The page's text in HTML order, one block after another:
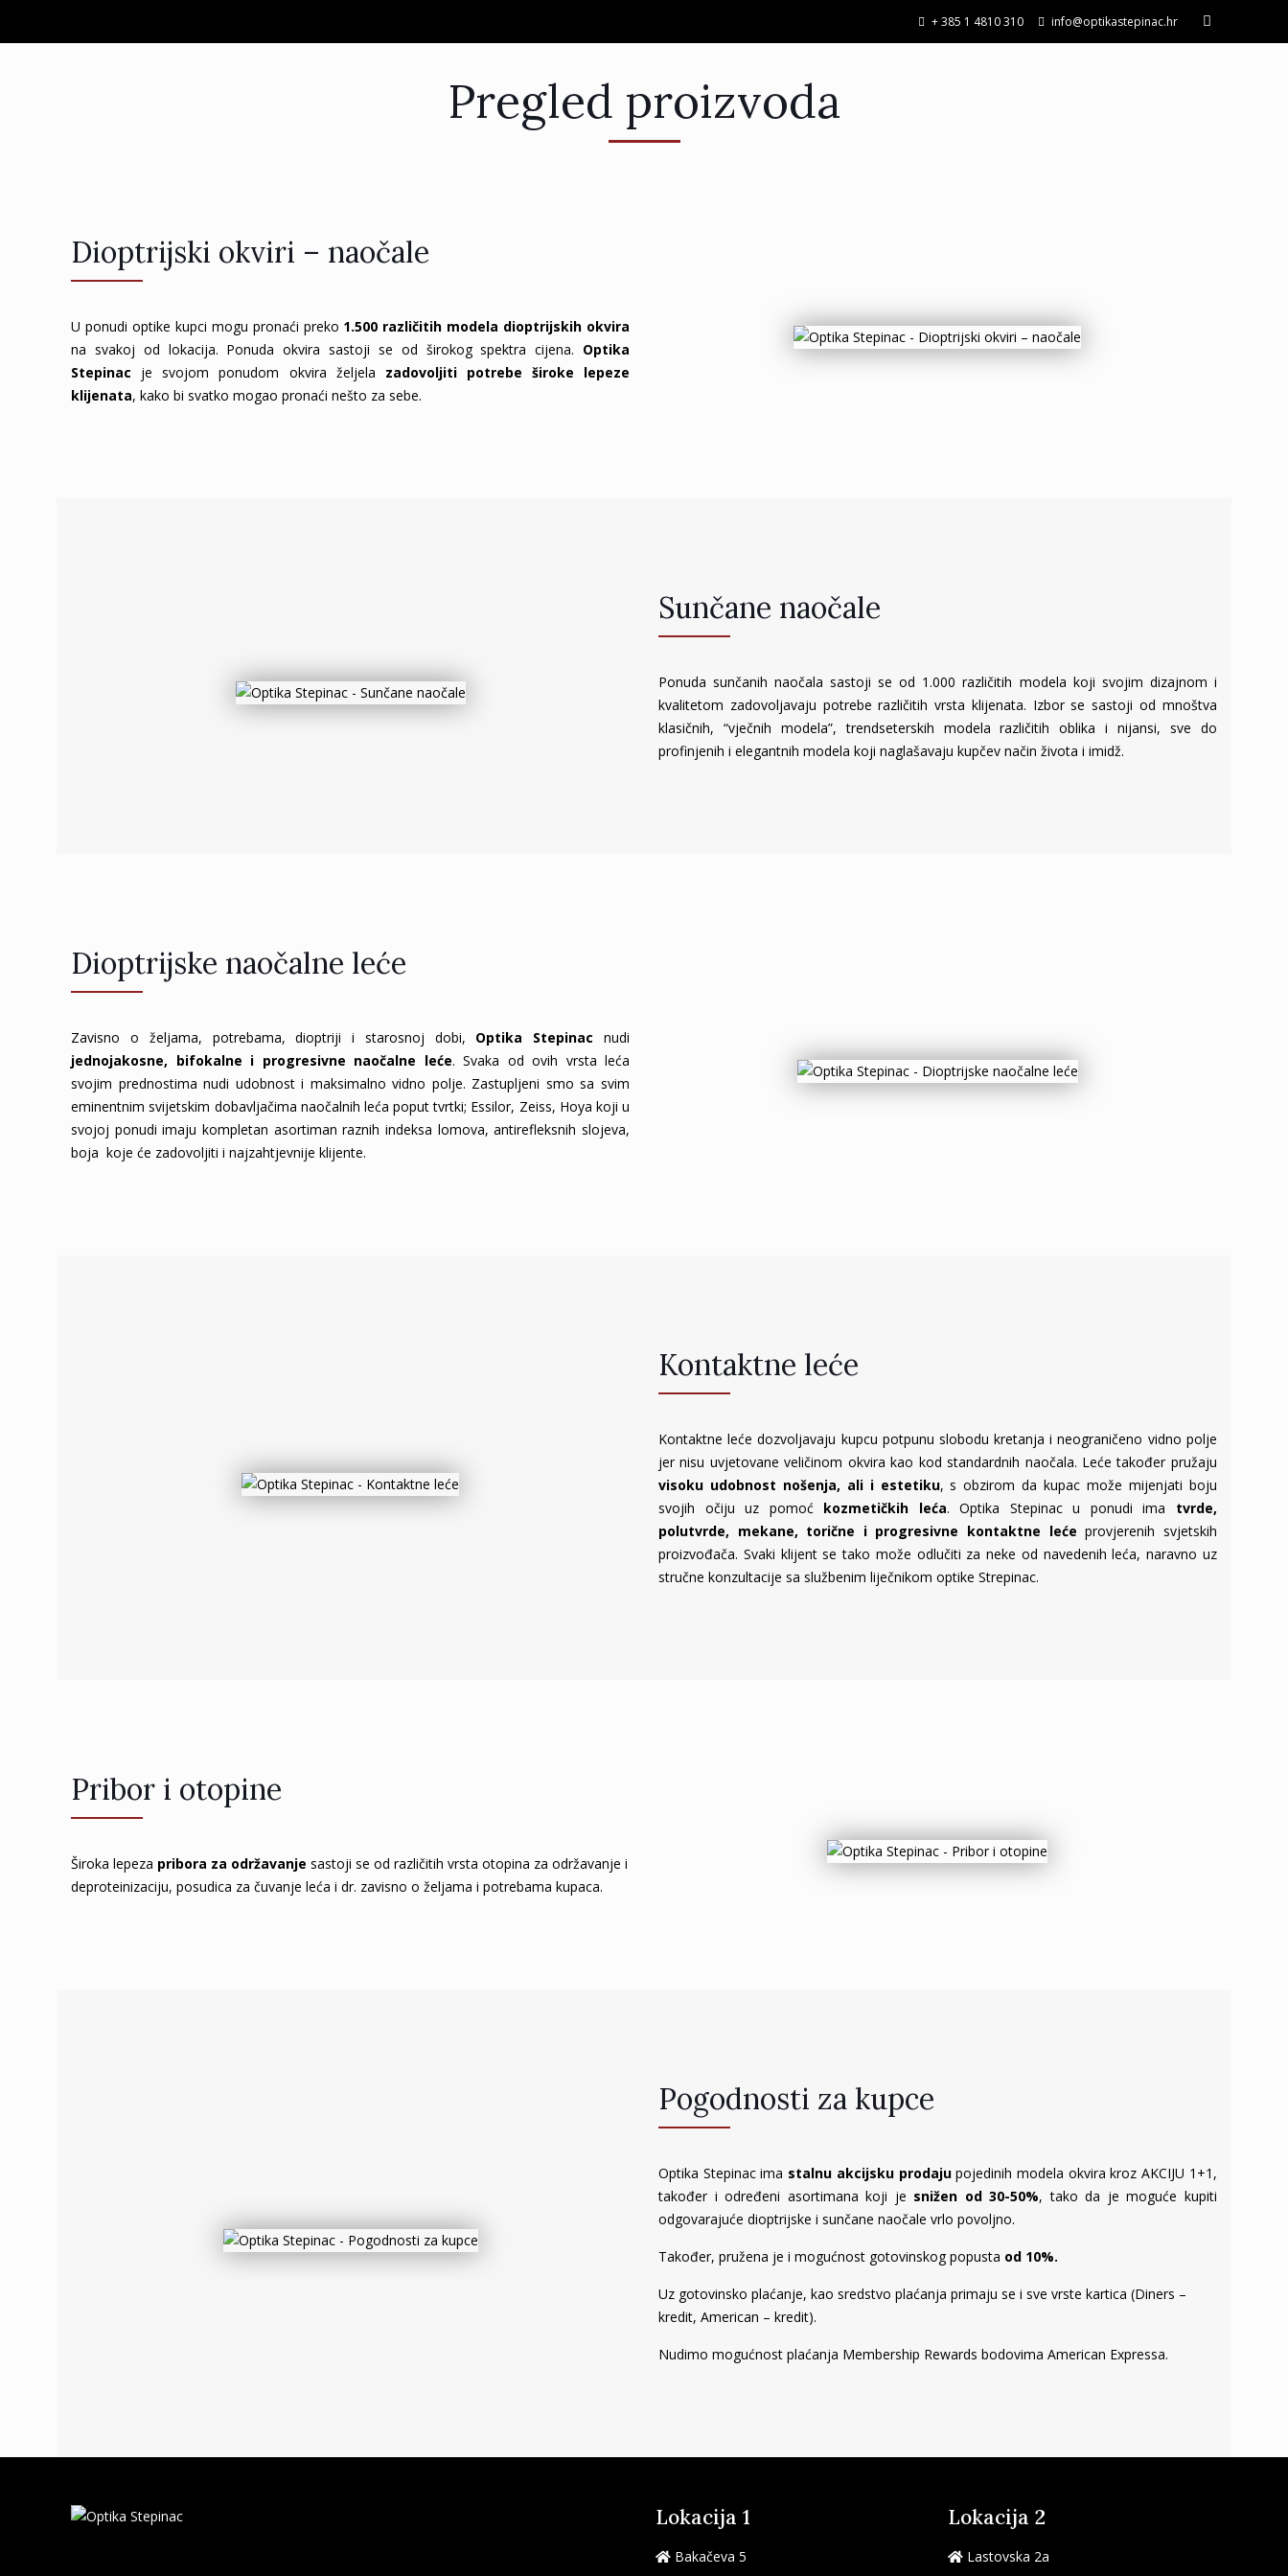
+ 385 1 4810 310 info@optikastepinac.hr
Pregled proizvoda
Dioptrijski okviri – naočale
U ponudi optike kupci mogu pronaći preko 1.500 različitih modela dioptrijskih okvira
na svakoj od lokacija. Ponuda okvira sastoji se od širokog spektra cijena. Optika
Stepinac je svojom ponudom okvira željela zadovoljiti potrebe široke lepeze
klijenata, kako bi svatko mogao pronaći nešto za sebe.
Sunčane naočale
Ponuda sunčanih naočala sastoji se od 1.000 različitih modela koji svojim dizajnom i
kvalitetom zadovoljavaju potrebe različitih vrsta klijenata. Izbor se sastoji od mnoštva
klasičnih, “vječnih modela”, trendseterskih modela različitih oblika i nijansi, sve do
profinjenih i elegantnih modela koji naglašavaju kupčev način života i imidž.
Dioptrijske naočalne leće
Zavisno o željama, potrebama, dioptriji i starosnoj dobi, Optika Stepinac nudi
jednojakosne, bifokalne i progresivne naočalne leće. Svaka od ovih vrsta leća
svojim prednostima nudi udobnost i maksimalno vidno polje. Zastupljeni smo sa svim
eminentnim svijetskim dobavljačima naočalnih leća poput tvrtki; Essilor, Zeiss, Hoya koji u
svojoj ponudi imaju kompletan asortiman raznih indeksa lomova, antirefleksnih slojeva,
boja koje će zadovoljiti i najzahtjevnije klijente.
Kontaktne leće
Kontaktne leće dozvoljavaju kupcu potpunu slobodu kretanja i neograničeno vidno polje
jer nisu uvjetovane veličinom okvira kao kod standardnih naočala. Leće također pružaju
visoku udobnost nošenja, ali i estetiku, s obzirom da kupac može mijenjati boju
svojih očiju uz pomoć kozmetičkih leća. Optika Stepinac u ponudi ima tvrde,
polutvrde, mekane, torične i progresivne kontaktne leće provjerenih svjetskih
proizvođača. Svaki klijent se tako može odlučiti za neke od navedenih leća, naravno uz
stručne konzultacije sa službenim liječnikom optike Strepinac.
Pribor i otopine
Široka lepeza pribora za održavanje sastoji se od različitih vrsta otopina za održavanje i
deproteinizaciju, posudica za čuvanje leća i dr. zavisno o željama i potrebama kupaca.
Pogodnosti za kupce
Optika Stepinac ima stalnu akcijsku prodajupojedinih modela okvira kroz AKCIJU 1+1,
također i određeni asortimana koji je snižen od 30-50%, tako da je moguće kupiti
odgovarajuće dioptrijske i sunčane naočale vrlo povoljno.
Također, pružena je i mogućnost gotovinskog popusta od 10%.
Uz gotovinsko plaćanje, kao sredstvo plaćanja primaju se i sve vrste kartica (Diners –
kredit, American – kredit).
Nudimo mogućnost plaćanja Membership Rewards bodovima American Expressa.
Lokacija 1
Bakačeva 5
Lokacija 2
Lastovska 2a